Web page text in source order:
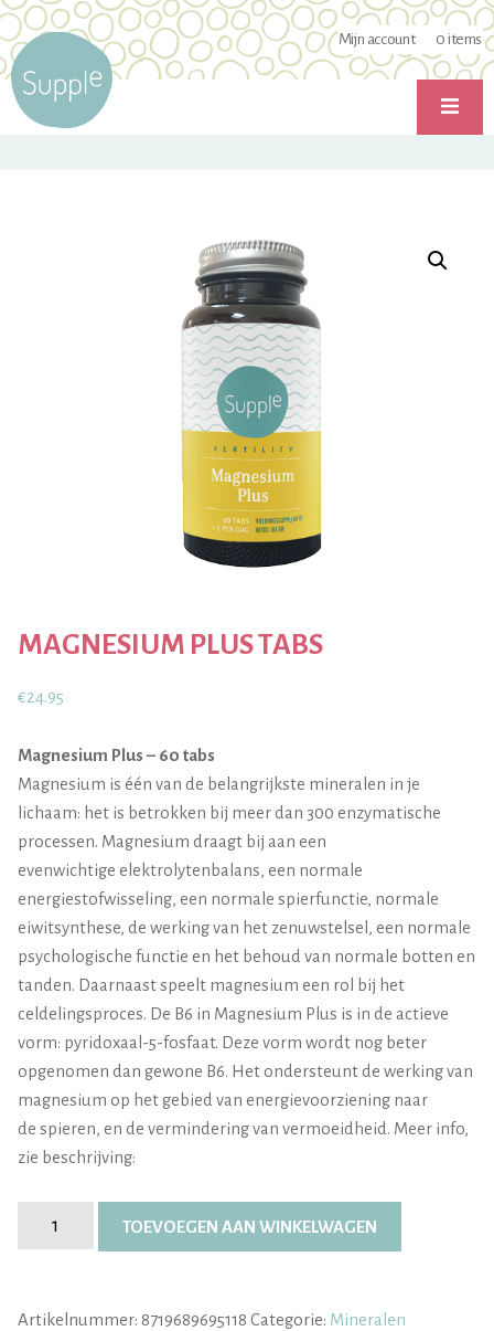
Mijn account 0 items
MAGNESIUM PLUS TABS
€24.95
Magnesium Plus – 60 tabs
Magnesium is één van de belangrijkste mineralen in je
lichaam: het is betrokken bij meer dan 300 enzymatische
processen. Magnesium draagt bij aan een
evenwichtige elektrolytenbalans, een normale
energiestofwisseling, een normale spierfunctie, normale
eiwitsynthese, de werking van het zenuwstelsel, een normale
psychologische functie en het behoud van normale botten en
tanden. Daarnaast speelt magnesium een rol bij het
celdelingsproces. De B6 in Magnesium Plus is in de actieve
vorm: pyridoxaal-5-fosfaat. Deze vorm wordt nog beter
opgenomen dan gewone B6. Het ondersteunt de werking van
magnesium op het gebied van energievoorziening naar
de spieren, en de vermindering van vermoeidheid. Meer info,
zie beschrijving:
TOEVOEGEN AAN WINKELWAGEN
Artikelnummer: 8719689695118 Categorie: Mineralen